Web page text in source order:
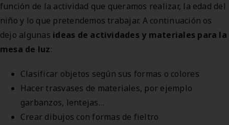
función de la actividad que queramos realizar, la edad del
niño y lo que pretendemos trabajar. A continuación os
dejo algunas ideas de actividades y materiales para la
mesa de luz:
Clasificar objetos según sus formas o colores
Hacer trasvases de materiales, por ejemplo
garbanzos, lentejas…
Crear dibujos con formas de fieltro